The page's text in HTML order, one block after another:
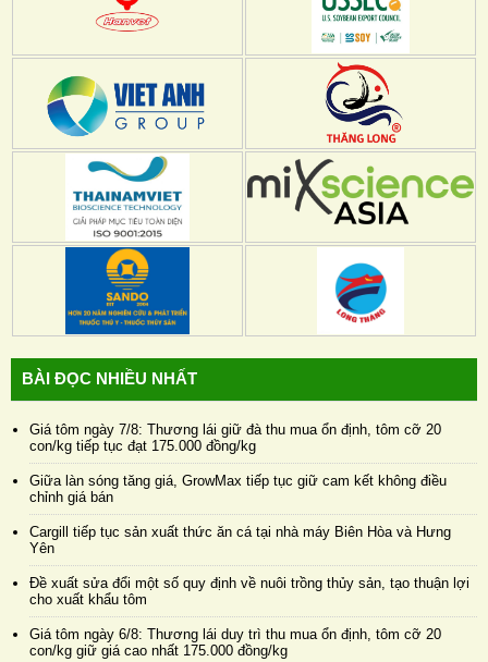
BÀI ĐỌC NHIỀU NHẤT
Giá tôm ngày 7/8: Thương lái giữ đà thu mua ổn định, tôm cỡ 20
con/kg tiếp tục đạt 175.000 đồng/kg
Giữa làn sóng tăng giá, GrowMax tiếp tục giữ cam kết không điều
chỉnh giá bán
Cargill tiếp tục sản xuất thức ăn cá tại nhà máy Biên Hòa và Hưng
Yên
Đề xuất sửa đổi một số quy định về nuôi trồng thủy sản, tạo thuận lợi
cho xuất khẩu tôm
Giá tôm ngày 6/8: Thương lái duy trì thu mua ổn định, tôm cỡ 20
con/kg giữ giá cao nhất 175.000 đồng/kg